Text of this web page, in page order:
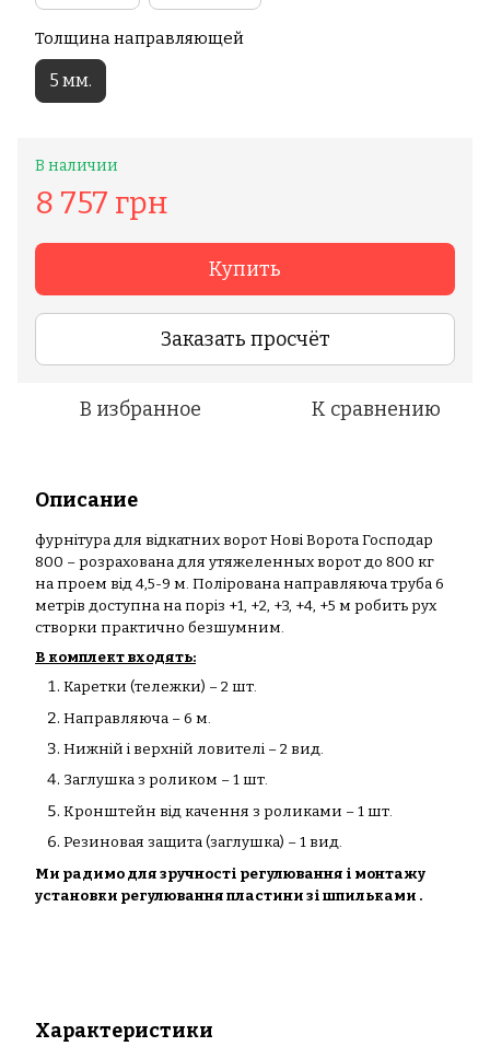
Толщина направляющей
5 мм.
В наличии
8 757 грн
Купить
Заказать просчёт
В избранное К сравнению
Описание
фурнітура для відкатних ворот Нові Ворота Господар
800 – розрахована для утяжеленных ворот до 800 кг
на проем від 4,5-9 м. Полірована направляюча труба 6
метрів доступна на поріз +1, +2, +3, +4, +5 м робить рух
створки практично безшумним.
В комплект входять:
Каретки (тележки) – 2 шт.
Направляюча – 6 м.
Нижній і верхній ловителі – 2 вид.
Заглушка з роликом – 1 шт.
Кронштейн від качення з роликами – 1 шт.
Резиновая защита (заглушка) – 1 вид.
Ми радимо для зручності регулювання і монтажу
установки регулювання пластини зі шпильками .
Характеристики